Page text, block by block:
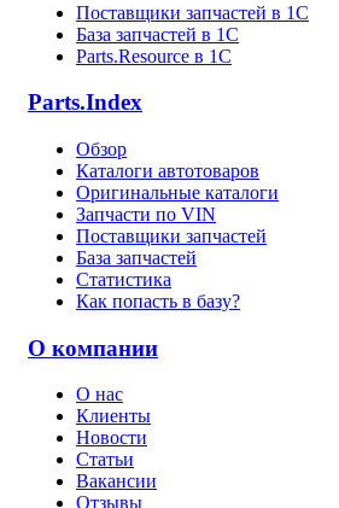
Поставщики запчастей в 1C
База запчастей в 1С
Parts.Resource в 1C
Parts.Index
Обзор
Каталоги автотоваров
Оригинальные каталоги
Запчасти по VIN
Поставщики запчастей
База запчастей
Статистика
Как попасть в базу?
О компании
О нас
Клиенты
Новости
Статьи
Вакансии
Отзывы